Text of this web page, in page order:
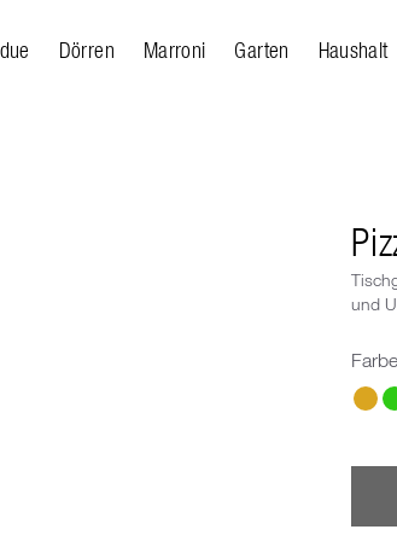
Dörren Marroni Garten Haushalt
und
Farbe